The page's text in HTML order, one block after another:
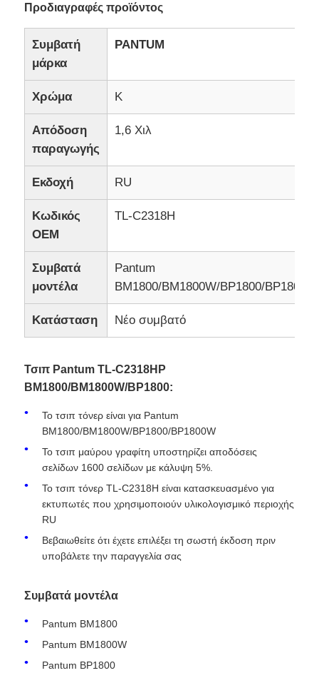
Προϊόντα
Σχετικά με εμάς
Προδιαγραφές προϊόντος
Συμβατή
μάρκα
PANTUM
Χρώμα Κ
Απόδοση
παραγωγής
1,6 Χιλ
Εκδοχή RU
Κωδικός
OEM
TL-C2318H
Συμβατά
μοντέλα
Pantum
BM1800/BM1800W/BP1800/BP1800W
Κατάσταση Νέο συμβατό
Τσιπ Pantum TL-C2318HP
BM1800/BM1800W/BP1800:
Το τσιπ τόνερ είναι για Pantum
BM1800/BM1800W/BP1800/BP1800W
Το τσιπ μαύρου γραφίτη υποστηρίζει αποδόσεις
σελίδων 1600 σελίδων με κάλυψη 5%.
Το τσιπ τόνερ TL-C2318H είναι κατασκευασμένο για
εκτυπωτές που χρησιμοποιούν υλικολογισμικό περιοχής
RU
Βεβαιωθείτε ότι έχετε επιλέξει τη σωστή έκδοση πριν
υποβάλετε την παραγγελία σας
Συμβατά μοντέλα
Pantum BM1800
Pantum BM1800W
Pantum BP1800